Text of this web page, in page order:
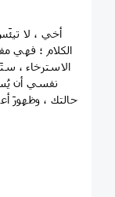
أخي ، لا
الكلام ؛ فهي
الاسترخاء ،
نفسي أن
حالتك ، وظهورَ